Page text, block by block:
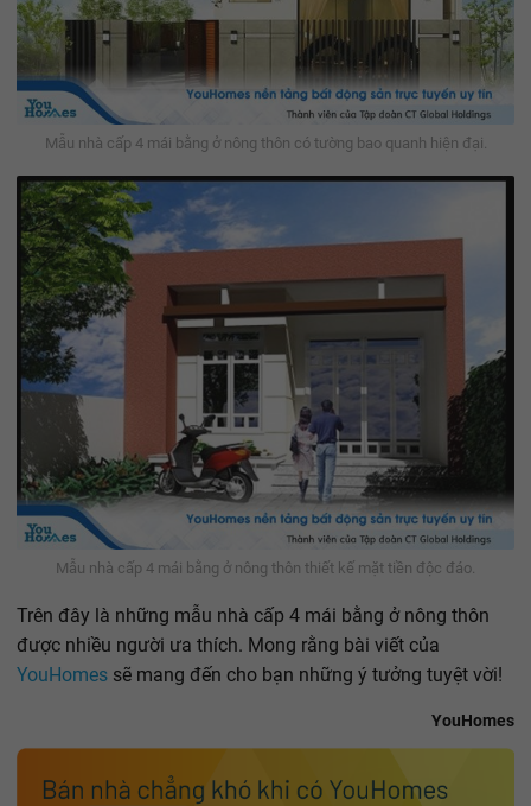
Mẫu nhà cấp 4 mái bằng ở nông thôn có tường bao quanh hiện đại.
Mẫu nhà cấp 4 mái bằng ở nông thôn thiết kế mặt tiền độc đáo.
Trên đây là những mẫu nhà cấp 4 mái bằng ở nông thôn
được nhiều người ưa thích. Mong rằng bài viết của
YouHomes sẽ mang đến cho bạn những ý tưởng tuyệt vời!
YouHomes